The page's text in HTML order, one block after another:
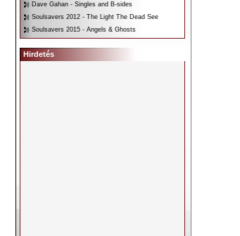
Dave Gahan - Singles and B-sides
Soulsavers 2012 - The Light The Dead See
Soulsavers 2015 - Angels & Ghosts
Hirdetés